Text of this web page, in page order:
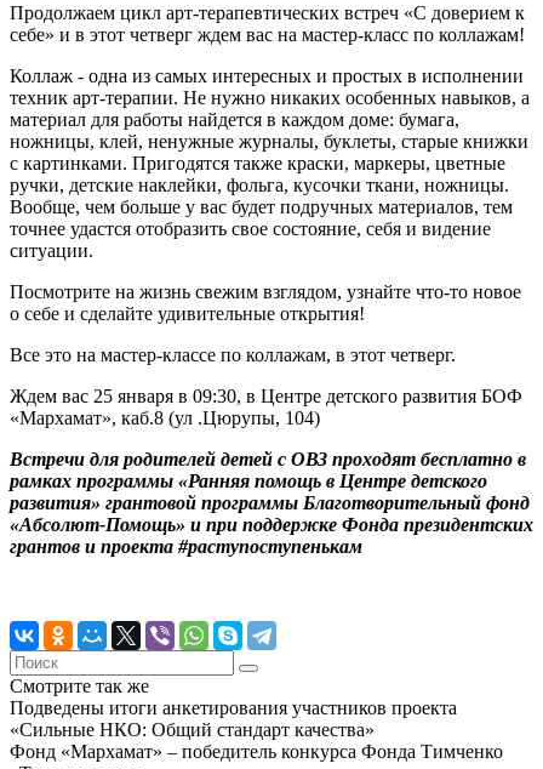
Продолжаем цикл арт-терапевтических встреч «С доверием к
себе» и в этот четверг ждем вас на мастер-класс по коллажам!
Коллаж - одна из самых интересных и простых в исполнении
техник арт-терапии. Не нужно никаких особенных навыков, а
материал для работы найдется в каждом доме: бумага,
ножницы, клей, ненужные журналы, буклеты, старые книжки
с картинками. Пригодятся также краски, маркеры, цветные
ручки, детские наклейки, фольга, кусочки ткани, ножницы.
Вообще, чем больше у вас будет подручных материалов, тем
точнее удастся отобразить свое состояние, себя и видение
ситуации.
Посмотрите на жизнь свежим взглядом, узнайте что-то новое
о себе и сделайте удивительные открытия!
Все это на мастер-классе по коллажам, в этот четверг.
Ждем вас 25 января в 09:30, в Центре детского развития БОФ
«Мархамат», каб.8 (ул .Цюрупы, 104)
Встречи для родителей детей с ОВЗ проходят бесплатно в
рамках программы «Ранняя помощь в Центре детского
развития» грантовой программы Благотворительный фонд
«Абсолют-Помощь» и при поддержке Фонда президентских
грантов и проекта #раступоступенькам
Смотрите так же
Подведены итоги анкетирования участников проекта
«Сильные НКО: Общий стандарт качества»
Фонд «Мархамат» – победитель конкурса Фонда Тимченко